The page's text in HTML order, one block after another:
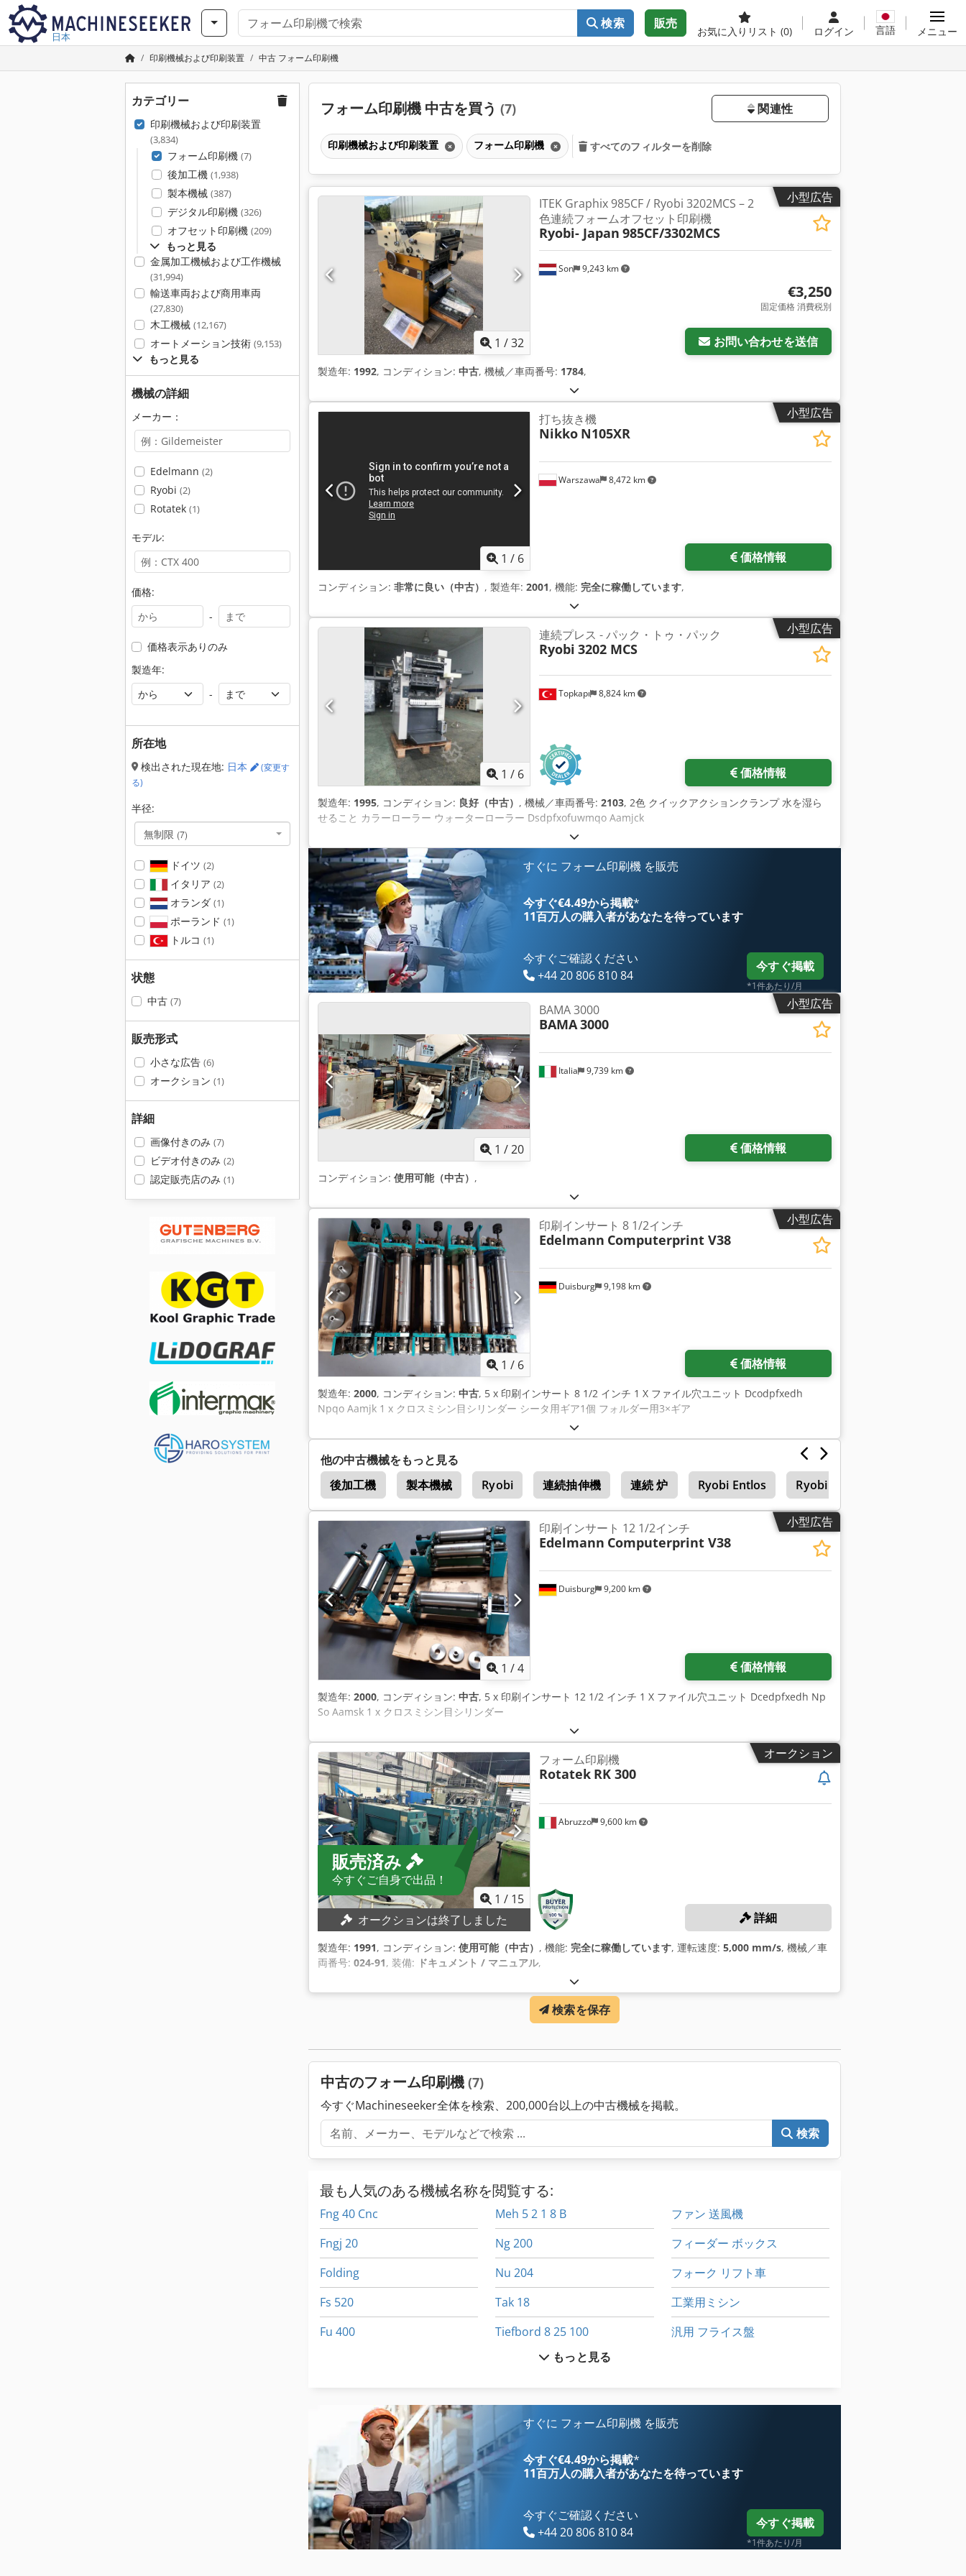
日本
検索 販売
お気に入りリスト (0) ログイン 言語 メニュー
印刷機械および印刷装置 中古 フォーム印刷機
カテゴリー
印刷機械および印刷装置
(3,834)
フォーム印刷機 (7)
後加工機 (1,938)
製本機械 (387)
デジタル印刷機 (326)
オフセット印刷機 (209)
もっと見る
金属加工機械および工作機械
(31,994)
輸送車両および商用車両
(27,830)
木工機械 (12,167)
オートメーション技術 (9,153)
もっと見る
機械の詳細
メーカー：
Edelmann (2)
Ryobi (2)
Rotatek (1)
モデル:
価格:
-
価格表示ありのみ
製造年:
-
所在地
検出された現在地: 日本
(変更す
る)
半径:
無制限 (7)
ドイツ (2)
イタリア (2)
オランダ (1)
ポーランド (1)
トルコ (1)
状態
中古 (7)
販売形式
小さな広告 (6)
オークション (1)
詳細
画像付きのみ (7)
ビデオ付きのみ (2)
認定販売店のみ (1)
フォーム印刷機 中古を買う (7) 関連性
印刷機械および印刷装置 フォーム印刷機 すべてのフィルターを削除
小型広告
1 /32
Son 9,243 km
ITEK Graphix 985CF / Ryobi 3202MCS – 2
色連続フォームオフセット印刷機
Ryobi- Japan 985CF/3302MCS
€3,250
固定価格 消費税別
お問い合わせを送信
製造年: 1992, コンディション: 中古, 機械／車両番号: 1784,
小型広告
1 / 6
Warszawa 8,472 km
打ち抜き機
Nikko N105XR
価格情報
コンディション: 非常に良い（中古） , 製造年: 2001, 機能: 完全に稼働しています,
小型広告
1 / 6
Topkapı 8,824 km
連続プレス - パック・トゥ・パック
Ryobi 3202 MCS
価格情報
製造年: 1995, コンディション: 良好（中古） , 機械／車両番号: 2103, 2色 クイックアクションクランプ 水を湿ら
せること カラーローラー ウォーターローラー Dsdpfxofuwmqo Aamjck
すぐに フォーム印刷機 を販売
今すぐ€4.49から掲載*
11百万人の購入者があなたを待っています
今すぐご確認ください
+44 20 806 810 84
今すぐ掲載
*1件あたり/月
小型広告
1 /20
Italia 9,739 km
BAMA 3000
BAMA3000
価格情報
コンディション: 使用可能（中古） ,
小型広告
1 / 6
Duisburg 9,198 km
印刷インサート 8 1/2インチ
Edelmann Computerprint V38
価格情報
製造年: 2000, コンディション: 中古, 5 x 印刷インサート 8 1/2 インチ 1 X ファイル穴ユニット Dcodpfxedh
Npqo Aamjk 1 x クロスミシン目シリンダー シータ用ギア1個 フォルダー用3×ギア
他の中古機械をもっと見る
後加工機
製本機械 Ryobi 連続抽伸機 連続 炉 Ryobi Entlos Ryobi 925
小型広告
1 /4
Duisburg 9,200 km
印刷インサート 12 1/2インチ
Edelmann Computerprint V38
価格情報
製造年: 2000, コンディション: 中古, 5 x 印刷インサート 12 1/2 インチ 1 X ファイル穴ユニット Dcedpfxedh Np
So Aamsk 1 x クロスミシン目シリンダー
オークション
販売済み
今すぐご自身で出品！
1 / 15
オークションは終了しました
Abruzzo 9,600 km
フォーム印刷機
Rotatek RK 300
詳細
製造年: 1991, コンディション: 使用可能（中古） , 機能: 完全に稼働しています, 運転速度: 5,000 mm/s, 機械／車
両番号: 024-91, 装備: ドキュメント / マニュアル,
検索を保存
中古のフォーム印刷機 (7)
今すぐMachineseeker全体を検索、200,000台以上の中古機械を掲載。
検索
最も人気のある機械名称を閲覧する:
Fng 40 Cnc
Fngj 20
Folding
Fs 520
Fu 400
International 433
Kgs 1670
Meh 5 2 1 8 B
Ng 200
Nu 204
Tak 18
Tiefbord 8 25 100
インクジェットプリンター
トラック
ファン 送風機
フィーダー ボックス
フォーク リフト車
工業用ミシン
汎用 フライス盤
もっと見る
すぐに フォーム印刷機 を販売
今すぐ€4.49から掲載*
11百万人の購入者があなたを待っています
今すぐご確認ください
+44 20 806 810 84
今すぐ掲載
*1件あたり/月